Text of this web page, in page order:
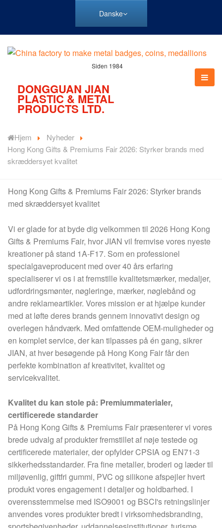
Danske
Siden 1984
DONGGUAN JIAN
PLASTIC & METAL
PRODUCTS LTD.
Hjem
Nyheder
Hong Kong Gifts & Premiums Fair 2026: Styrker brands med
skræddersyet kvalitet
Hong Kong Gifts & Premiums Fair 2026: Styrker brands
med skræddersyet kvalitet
Vi er glade for at byde dig velkommen til 2026 Hong Kong
Gifts & Premiums Fair, hvor JIAN vil fremvise vores nyeste
kreationer på stand 1A-F17. Som en professionel
specialgaveproducent med over 40 års erfaring
specialiserer vi os i at fremstille kvalitetsmærker, medaljer,
udfordringsmønter, nøgleringe, mærker, nøglebånd og
andre reklameartikler. Vores mission er at hjælpe kunder
med at løfte deres brands gennem innovativt design og
overlegen håndværk. Med omfattende OEM-muligheder og
en komplet service, der kan tilpasses på én gang, sikrer
JIAN, at hver besøgende på Hong Kong Fair får den
perfekte kombination af kreativitet, kvalitet og
servicekvalitet.
Kvalitet du kan stole på: Premiummaterialer,
certificerede standarder
På Hong Kong Gifts & Premiums Fair præsenterer vi vores
brede udvalg af produkter fremstillet af nøje testede og
certificerede materialer, der opfylder CPSIA og EN71-3
sikkerhedsstandarder. Fra fine metaller, broderi og læder til
miljøvenlig, giftfri gummi, PVC og silikone afspejler hvert
produkt vores engagement i detaljer og holdbarhed. I
overensstemmelse med ISO9001 og BSCI's retningslinjer
anvendes vores produkter bredt i virksomhedsbranding,